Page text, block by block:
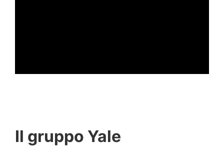
Il gruppo Yale